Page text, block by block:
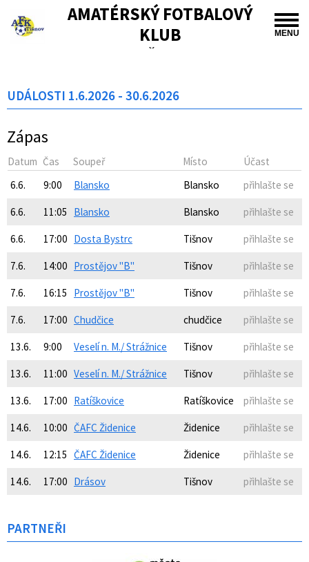
MENU
AMATÉRSKÝ FOTBALOVÝ
KLUB
TIŠNOV
UDÁLOSTI 1.6.2026 - 30.6.2026
Zápas
Datum Čas Soupeř Místo
Účast
6.6.
9:00 Blansko Blansko přihlašte se
6.6. 11:05 Blansko Blansko přihlašte se
6.6. 17:00 Dosta Bystrc Tišnov přihlašte se
7.6. 14:00 Prostějov "B" Tišnov přihlašte se
7.6. 16:15 Prostějov "B" Tišnov přihlašte se
7.6. 17:00 Chudčice chudčice přihlašte se
13.6. 9:00 Veselí n. M./ Strážnice Tišnov přihlašte se
13.6. 11:00 Veselí n. M./ Strážnice Tišnov přihlašte se
13.6. 17:00 Ratíškovice Ratíškovice přihlašte se
14.6. 10:00 ČAFC Židenice Židenice přihlašte se
14.6. 12:15 ČAFC Židenice Židenice přihlašte se
14.6. 17:00 Drásov Tišnov přihlašte se
PARTNEŘI